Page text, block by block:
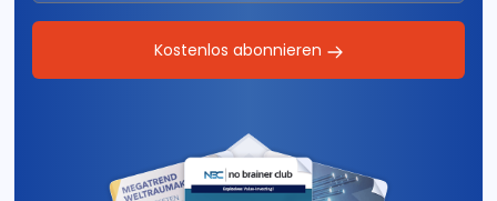
Kostenlos abonnieren